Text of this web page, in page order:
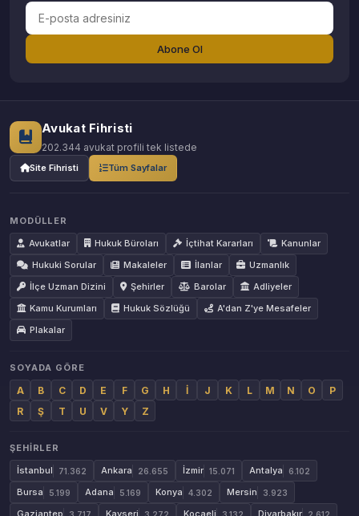
Abone Ol
Avukat Fihristi
202.344 avukat profili tek listede
Site Fihristi Tüm Sayfalar
MODÜLLER
Avukatlar
Hukuk Büroları İçtihat Kararları
Kanunlar
Hukuki Sorular
Makaleler İlanlar
Uzmanlık
İlçe Uzman Dizini
Şehirler Barolar
Adliyeler
Kamu Kurumları
Hukuk Sözlüğü
A'dan Z'ye Mesafeler
Plakalar
SOYADA GÖRE
A B C D E F G H İ J K L M N O
P
R
Ş T U V Y Z
ŞEHIRLER
İstanbul
71.362 Ankara 26.655 İzmir 15.071 Antalya 6.102
Bursa 5.199 Adana 5.169 Konya 4.302 Mersin 3.923
Gaziantep 3.717 Kayseri 3.272 Kocaeli 3.132 Diyarbakır 2.612